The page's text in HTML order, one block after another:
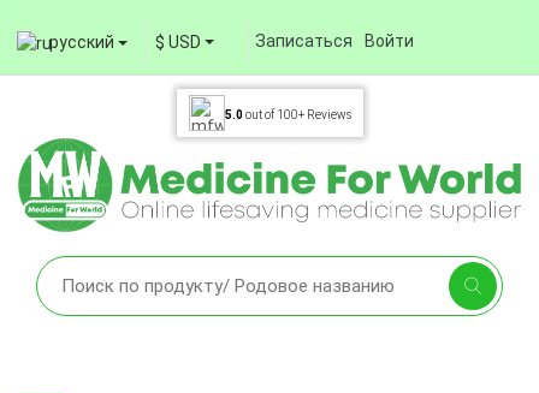
русский $ USD Записаться Войти
5.0out of 100+ Reviews